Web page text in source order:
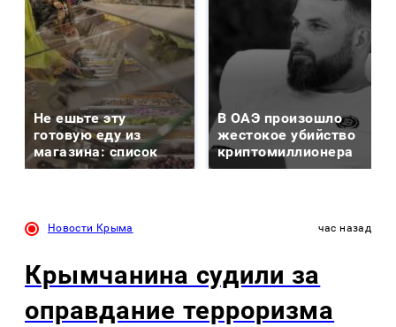
Не ешьте эту
готовую еду из
магазина: список
В ОАЭ произошло
жестокое убийство
криптомиллионера
Новости Крыма час назад
Крымчанина судили за
оправдание терроризма